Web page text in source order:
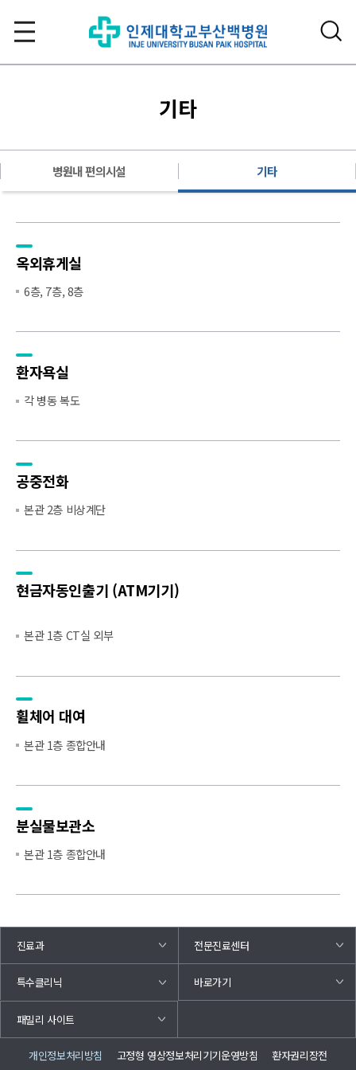
기타
병원내 편의시설 기타
옥외휴게실
6층, 7층, 8층
환자욕실
각 병동 복도
공중전화
본관 2층 비상계단
현금자동인출기 (ATM기기)
본관 1층 CT실 외부
휠체어 대여
본관 1층 종합안내
분실물보관소
본관 1층 종합안내
진료과 전문진료센터
특수클리닉 바로가기
패밀리 사이트
개인정보처리방침 고정형 영상정보처리기기운영방침 환자권리장전